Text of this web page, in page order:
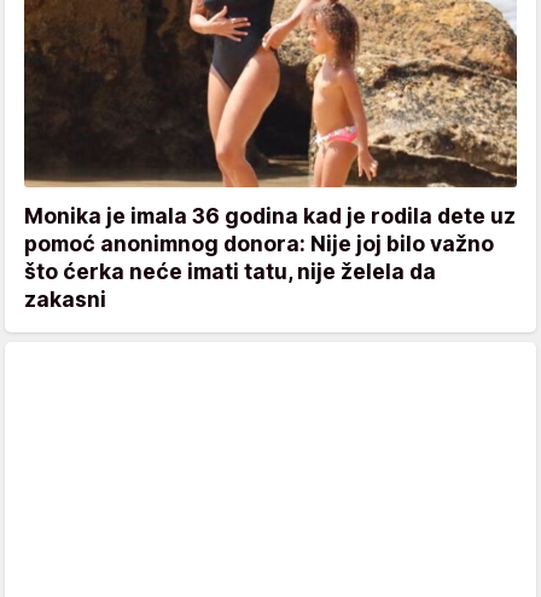
Monika je imala 36 godina kad je rodila dete uz
pomoć anonimnog donora: Nije joj bilo važno
što ćerka neće imati tatu, nije želela da
zakasni